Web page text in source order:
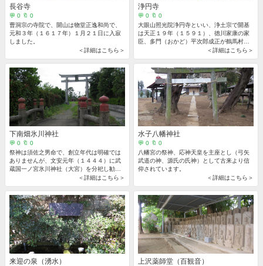
長谷寺
💬 0 🔖 0
曹洞宗の寺院で、開山は物堂正逸和尚で、
元和３年（１６１７年）１月２１日に入寂
しました。
＜詳細はこちら＞
浄円寺
💬 0 🔖 0
大眼山照光院浄円寺といい、浄土宗で開基
は天正１９年（１５９１）、徳川家康の家
臣、多門（おかど）平次郎成正が鶴馬村を
領した際に浄土宗に帰依し、当寺を菩提寺
にしたといわれています。
＜詳細はこちら＞
下南畑氷川神社
💬 0 🔖 0
祭神は須佐之男命で、創立年代は明確では
ありませんが、文安元年（１４４４）に武
蔵国一ノ宮氷川神社（大宮）を分祀し勧請
したと伝えられています。＜詳細はこちら＞
水子八幡神社
💬 0 🔖 0
八幡宮の祭神、応神天皇を主座とし（弓矢
武道の神、源氏の氏神）として古来より信
仰されています。
＜詳細はこちら＞
来迎の泉（湧水） 上沢薬師堂（百観音）